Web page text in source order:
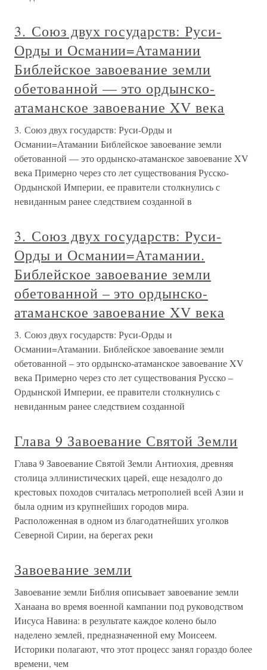
3. Союз двух государств: Руси-
Орды и Османии=Атамании
Библейское завоевание земли
обетованной — это ордынско-
атаманское завоевание XV века
3. Союз двух государств: Руси-Орды и
Османии=Атамании Библейское завоевание земли
обетованной — это ордынско-атаманское завоевание XV
века Примерно через сто лет существования Русско-
Ордынской Империи, ее правители столкнулись с
невиданным ранее следствием созданной в
3. Союз двух государств: Руси-
Орды и Османии=Атамании.
Библейское завоевание земли
обетованной – это ордынско-
атаманское завоевание XV века
3. Союз двух государств: Руси-Орды и
Османии=Атамании. Библейское завоевание земли
обетованной – это ордынско-атаманское завоевание XV
века Примерно через сто лет существования Русско –
Ордынской Империи, ее правители столкнулись с
невиданным ранее следствием созданной
Глава 9 Завоевание Святой Земли
Глава 9 Завоевание Святой Земли Антиохия, древняя
столица эллинистических царей, еще незадолго до
крестовых походов считалась метрополией всей Азии и
была одним из крупнейших городов мира.
Расположенная в одном из благодатнейших уголков
Северной Сирии, на берегах реки
Завоевание земли
Завоевание земли Библия описывает завоевание земли
Ханаана во время военной кампании под руководством
Иисуса Навина: в результате каждое колено было
наделено землей, предназначенной ему Моисеем.
Историки полагают, что этот процесс занял гораздо более
времени, чем